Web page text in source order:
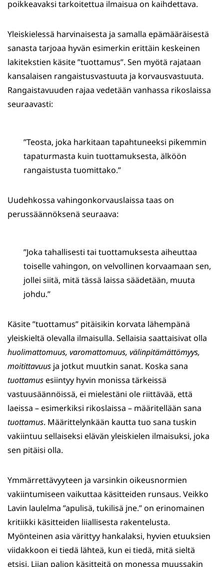
poikkeavaksi tarkoitettua ilmaisua on kaihdettava.
Yleiskielessä harvinaisesta ja samalla epämääräisestä
sanasta tarjoaa hyvän esimerkin erittäin keskeinen
lakitekstien käsite ”tuottamus”. Sen myötä rajataan
kansalaisen rangaistusvastuuta ja korvausvastuuta.
Rangaistavuuden rajaa vedetään vanhassa rikoslaissa
seuraavasti:
”Teosta, joka harkitaan tapahtuneeksi pikemmin
tapaturmasta kuin tuottamuksesta, älköön
rangaistusta tuomittako.”
Uudehkossa vahingonkorvauslaissa taas on
perussäännöksenä seuraava:
”Joka tahallisesti tai tuottamuksesta aiheuttaa
toiselle vahingon, on velvollinen korvaamaan sen,
jollei siitä, mitä tässä laissa säädetään, muuta
johdu.”
Käsite ”tuottamus” pitäisikin korvata lähempänä
yleiskieltä olevalla ilmaisulla. Sellaisia saattaisivat olla
huolimattomuus, varomattomuus, välinpitämättömyys,
moitittavuus ja jotkut muutkin sanat. Koska sana
tuottamusesiintyy hyvin monissa tärkeissä
vastuusäännöissä, ei mielestäni ole riittävää, että
laeissa – esimerkiksi rikoslaissa – määritellään sana
tuottamus. Määrittelynkään kautta tuo sana tuskin
vakiintuu sellaiseksi elävän yleiskielen ilmaisuksi, joka
sen pitäisi olla.
Ymmärrettävyyteen ja varsinkin oikeusnormien
vakiintumiseen vaikuttaa käsitteiden runsaus. Veikko
Lavin laulelma ”apulisä, tukilisä jne.” on erinomainen
kritiikki käsitteiden liiallisesta rakentelusta.
Myönteinen asia värittyy hankalaksi, hyvien etuuksien
viidakkoon ei tiedä lähteä, kun ei tiedä, mitä sieltä
etsisi. Liian paljon käsitteitä on monessa muussakin